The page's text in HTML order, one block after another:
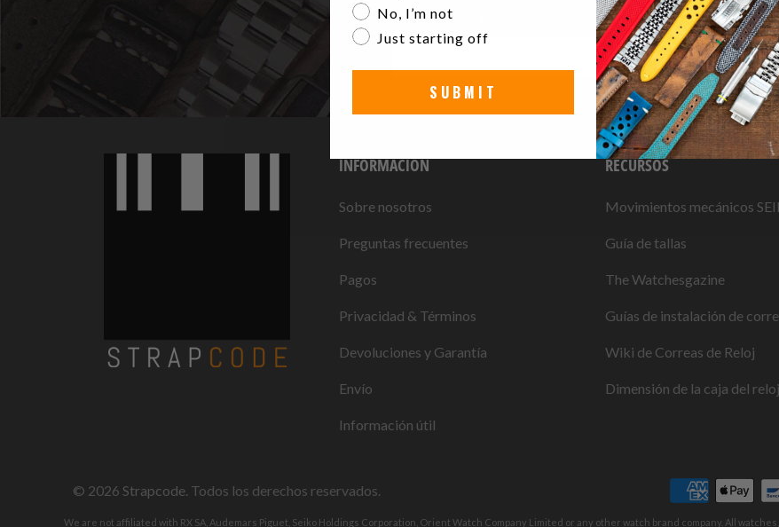
Sign up to get the latest on Sales | New Releases & more …
INFORMACIÓN
Sobre nosotros
Preguntas frecuentes
Pagos
Privacidad & Términos
Devoluciones y Garantía
Envío
Información útil
RECURSOS
Movimientos mecánicos
Guía de tallas
The Watchesgazine
Guías de instalación de
Wiki de Correas de Reloj
Dimensión de la caja del reloj
© 2026 Strapcode. Todos los derechos reservados.
We are not affiliated with RX SA, Audemars Piguet, Seiko Holdings Corporation, Orient Watch Company Limited or any other watch brand company. All
No, I’m not
Just starting off
SUBMIT